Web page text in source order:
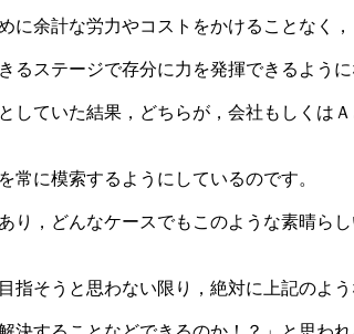
余計な労力やコストをかけることなく
ステージで存分に力を発揮できるように
ていた結果，どちらが，会社もしくは
に模索するようにしているのです。
，どんなケースでもこのような素晴ら
そうと思わない限り，絶対に上記のよ